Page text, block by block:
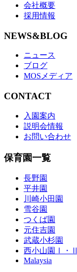
会社概要
採用情報
NEWS&BLOG
ニュース
ブログ
MOSメディア
CONTACT
入園案内
説明会情報
お問い合わせ
保育園一覧
長野園
平井園
川崎小田園
雪谷園
つくば園
元住吉園
武蔵小杉園
西小山園Ⅰ・Ⅱ
Malaysia